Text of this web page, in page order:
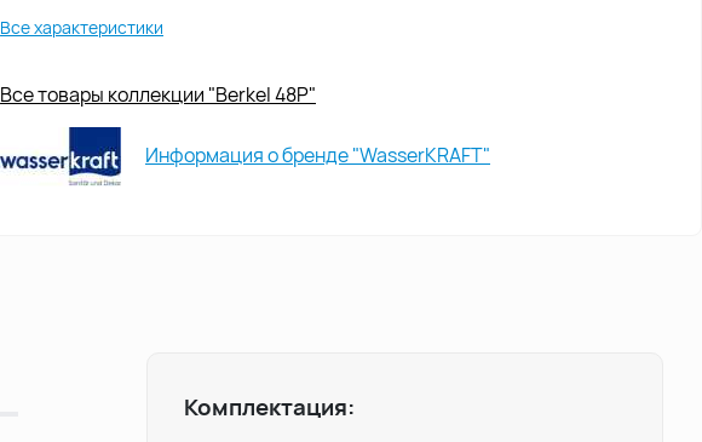
Все характеристики
Все товары коллекции "Berkel 48P"
Информация о бренде "WasserKRAFT"
Комплектация: